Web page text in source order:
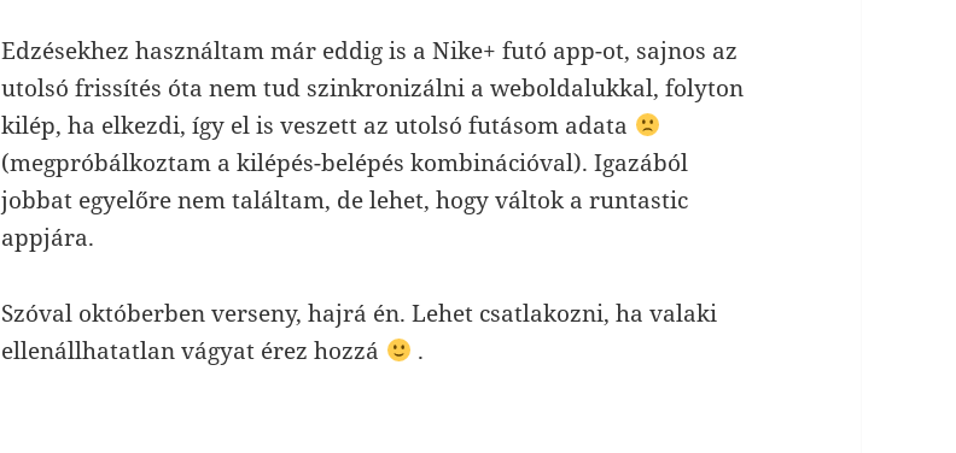
Edzésekhez használtam már eddig is a Nike+ futó app-ot, sajnos az
utolsó frissítés óta nem tud szinkronizálni a weboldalukkal, folyton
kilép, ha elkezdi, így el is veszett az utolsó futásom adata
(megpróbálkoztam a kilépés-belépés kombinációval). Igazából
jobbat egyelőre nem találtam, de lehet, hogy váltok a runtastic
appjára.
Szóval októberben verseny, hajrá én. Lehet csatlakozni, ha valaki
ellenállhatatlan vágyat érez hozzá
.